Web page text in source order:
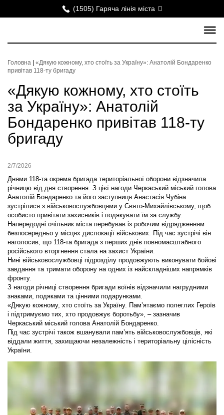
(1505) Гаряча лінія міста
Головна
«Дякую кожному, хто стоїть за Україну»: Анатолій Бондаренко
привітав 118-ту бригаду
«Дякую кожному, хто стоїть
за Україну»: Анатолій
Бондаренко привітав 118-ту
бригаду
2/7/2026
Днями 118-та окрема бригада територіальної оборони відзначила
річницю від дня створення. З цієї нагоди Черкаський міський голова
Анатолій Бондаренко та його заступниця Анастасія Чубіна
зустрілися з військовослужбовцями у Свято-Михайлівському, щоб
особисто привітати захисників і подякувати їм за службу.
Напередодні очільник міста перебував із робочим відрядженням
безпосередньо у місцях дислокації військових. Під час зустрічі він
наголосив, що 118-та бригада з перших днів повномасштабного
російського вторгнення стала на захист України.
Нині військовослужбовці підрозділу продовжують виконувати бойові
завдання та тримати оборону на одних із найскладніших напрямків
фронту.
З нагоди річниці створення бригади воїнів відзначили нагрудними
знаками, подяками та цінними подарунками.
«Дякую кожному, хто стоїть за Україну. Пам’ятаємо полеглих Героїв
і підтримуємо тих, хто продовжує боротьбу», – зазначив
Черкаський міський голова Анатолій Бондаренко.
Під час зустрічі також вшанували пам’ять військовослужбовців, які
віддали життя, захищаючи незалежність і територіальну цілісність
України.